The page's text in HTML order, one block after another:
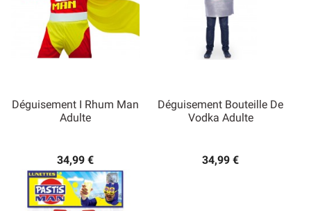
Déguisement I Rhum Man
Adulte
34,99 €
Déguisement Bouteille De
Vodka Adulte
34,99 €